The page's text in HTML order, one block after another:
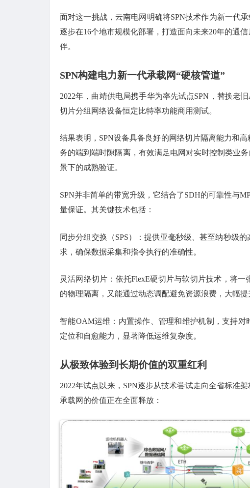
面对这一挑战，云南电网明确将SPN技术作为新一代
逐步在16个地市规模化部署，打造面向未来20年的通
伴。
SPN构建电力新一代承载网“硬核管道”
2022年，曲靖供电局携手华为率先试点SPN，替换老
切片分组网络设备恒定比特率功能商用测试。
结果表明，SPN设备具备良好的网络切片隔离能力和
务的端到端时隙隔离，有效满足电网对实时控制类业
景下的成熟验证。
SPN并非简单的带宽升级，它结合了SDH的可靠性与
量保证。其关键技术包括：
同步分组交换（SPS）：提供亚毫秒级、甚至纳秒级
求，确保数据采集和指令执行的准确性。
灵活网络切片：依托FlexE硬切片与软切片技术，将
的物理隔离，又能通过动态调配避免资源浪费，大幅提
智能OAM运维：内置操作、管理和维护机制，支持
定位和自愈能力，显著降低运维复杂度。
从极致体验到长期价值的双重红利
2022年试点以来，SPN逐步从技术尝试走向全省标准
承载网的价值正在全面释放：